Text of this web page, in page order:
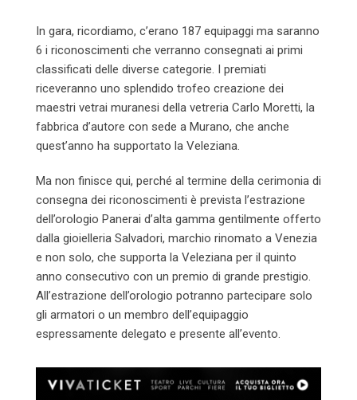
In gara, ricordiamo, c’erano 187 equipaggi ma saranno
6 i riconoscimenti che verranno consegnati ai primi
classificati delle diverse categorie. I premiati
riceveranno uno splendido trofeo creazione dei
maestri vetrai muranesi della vetreria Carlo Moretti, la
fabbrica d’autore con sede a Murano, che anche
quest’anno ha supportato la Veleziana.
Ma non finisce qui, perché al termine della cerimonia di
consegna dei riconoscimenti è prevista l’estrazione
dell’orologio Panerai d’alta gamma gentilmente offerto
dalla gioielleria Salvadori, marchio rinomato a Venezia
e non solo, che supporta la Veleziana per il quinto
anno consecutivo con un premio di grande prestigio.
All’estrazione dell’orologio potranno partecipare solo
gli armatori o un membro dell’equipaggio
espressamente delegato e presente all’evento.